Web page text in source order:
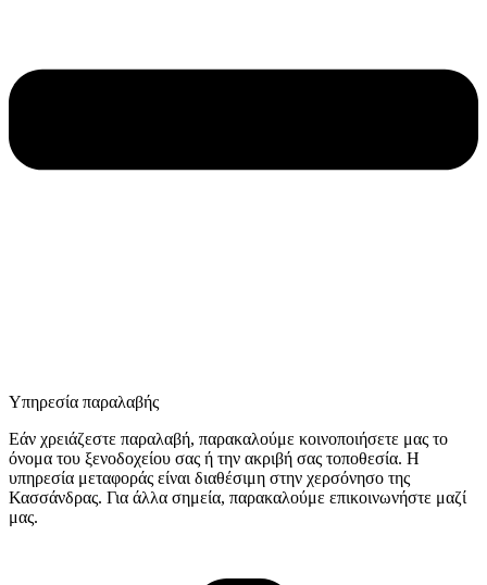
Υπηρεσία παραλαβής
Εάν χρειάζεστε παραλαβή, παρακαλούμε κοινοποιήσετε μας το
όνομα του ξενοδοχείου σας ή την ακριβή σας τοποθεσία. Η
υπηρεσία μεταφοράς είναι διαθέσιμη στην χερσόνησο της
Κασσάνδρας. Για άλλα σημεία, παρακαλούμε επικοινωνήστε μαζί
μας.